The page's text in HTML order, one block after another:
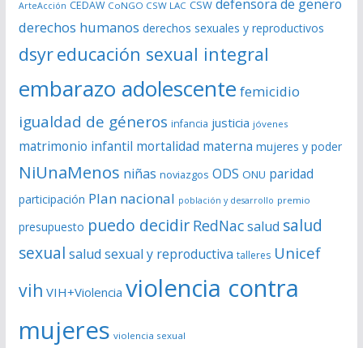
e
o
ArteAcción CEDAW CoNGO CSW LAC CSW defensora de genero
derechos humanos derechos sexuales y reproductivos
dsyreducación sexual integral
embarazo adolescente femicidio
igualdad de géneros infancia justicia jóvenes
matrimonio infantil mortalidad materna mujeres y poder
NiUnaMenos niñas noviazgos ODS ONU paridad
participación Plan nacional población y desarrollo premio
presupuesto puedo decidir RedNacsalud salud
sexual salud sexual y reproductiva talleres Unicef
vih VIH+Violencia violencia contra
mujeres violencia sexual